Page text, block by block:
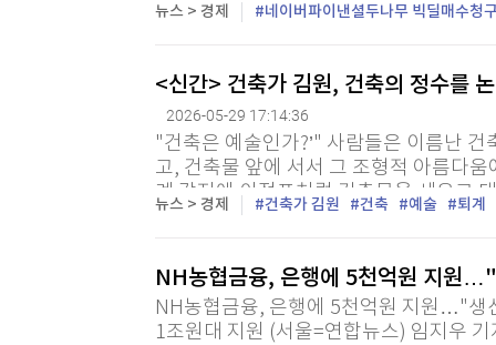
미네르바아카데미
스페셜강의
투자/재테크
[모집-3기-] 돈버는 트레이딩 투자 북클럽
[할인50%] 한·미 투자 올인원 클래스
특징주 뉴스
매매신호 (랭킹
환율
해외증시
뉴스 > 경제 네이버파이낸셜두나무 빅딜매수청
<신간> 건축가 김원, 건축의 정수를
2026-05-29 17:14:36
"건축은 예술인가?’" 사람들은 이름난
고, 건축물 앞에 서서 그 조형적 아름다
계 각지에 이정표처럼 건축물을 세우고
다. 이로써 보면 현재 건축은 하나의 예술
뉴스 > 경제 건축가 김원 건축 예술 퇴계
NH농협금융, 은행에 5천억원 지원
NH농협금융, 은행에 5천억원 지원…"생
1조원대 지원 (서울=연합뉴스) 임지우